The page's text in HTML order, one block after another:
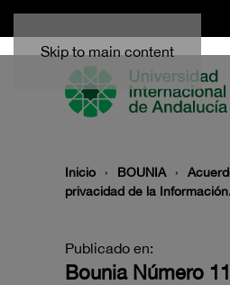
Skip to main content
Inicio BOUNIA
privacidad de la
Publicado en:
Bounia Número 11